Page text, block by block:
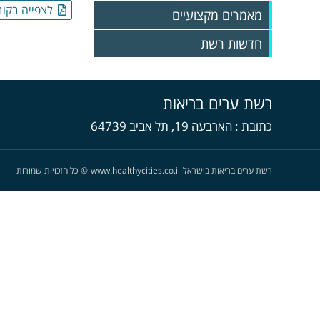
מאמרים מקצועיים
חדשות רשת
גיליונות 2024
גיליונות 2023
גליונות 2022
גליונות 2021
גליונות 2020
גליונות 2019
גליונות 2018
לצפייה
רשת ערים בריאות
כתובת הארבעה 19, תל אביב 64739
רשת ערים בריאות בישראל www.healthycities.co.il
© כל הזכויות שמורות